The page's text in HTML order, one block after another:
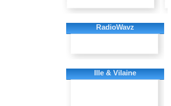
RadioWavz
Ille & Vilaine